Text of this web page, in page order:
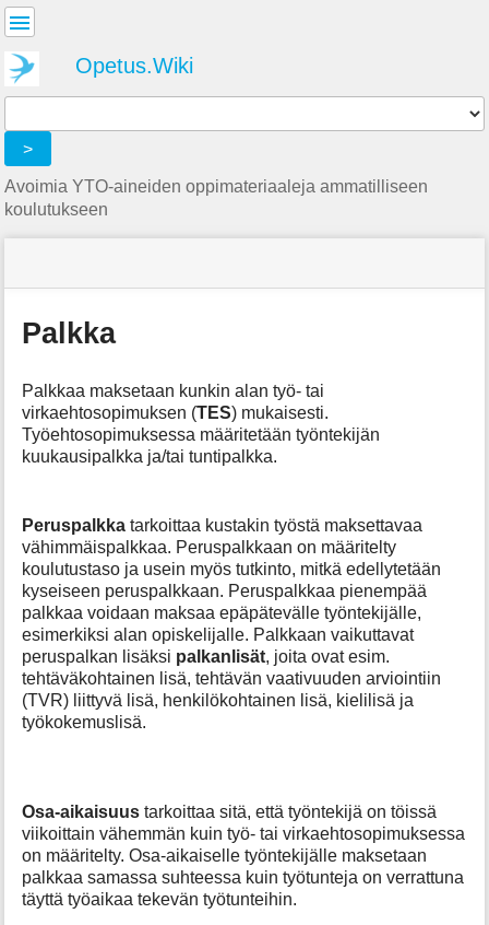
Opetus.Wiki
>
Avoimia YTO-aineiden oppimateriaaleja ammatilliseen
koulutukseen
status
indicator
täällä:
»
»
Sivutyökalut
m
t
a
d
a
f
o
r
t
h
i
s
p
a
g
e
Palkka
Palkkaa maksetaan kunkin alan työ- tai
virkaehtosopimuksen (TES) mukaisesti.
Työehtosopimuksessa määritetään työntekijän
kuukausipalkka ja/tai tuntipalkka.
Peruspalkka tarkoittaa kustakin työstä maksettavaa
vähimmäispalkkaa. Peruspalkkaan on määritelty
koulutustaso ja usein myös tutkinto, mitkä edellytetään
kyseiseen peruspalkkaan. Peruspalkkaa pienempää
palkkaa voidaan maksaa epäpätevälle työntekijälle,
esimerkiksi alan opiskelijalle. Palkkaan vaikuttavat
peruspalkan lisäksi palkanlisät, joita ovat esim.
tehtäväkohtainen lisä, tehtävän vaativuuden arviointiin
(TVR) liittyvä lisä, henkilökohtainen lisä, kielilisä ja
työkokemuslisä.
Osa-aikaisuus tarkoittaa sitä, että työntekijä on töissä
viikoittain vähemmän kuin työ- tai virkaehtosopimuksessa
on määritelty. Osa-aikaiselle työntekijälle maksetaan
palkkaa samassa suhteessa kuin työtunteja on verrattuna
täyttä työaikaa tekevän työtunteihin.